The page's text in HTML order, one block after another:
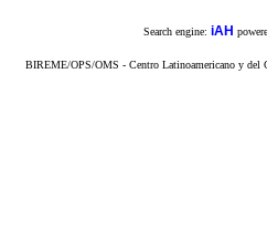
Search engine: iAH
BIREME/OPS/OMS - Centro Latinoamericano y del